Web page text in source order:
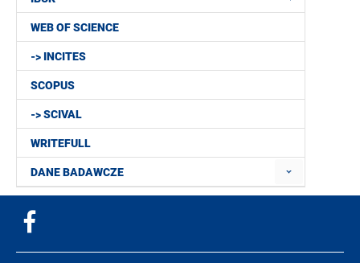
WEB OF SCIENCE
-> INCITES
SCOPUS
-> SCIVAL
WRITEFULL
DANE BADAWCZE